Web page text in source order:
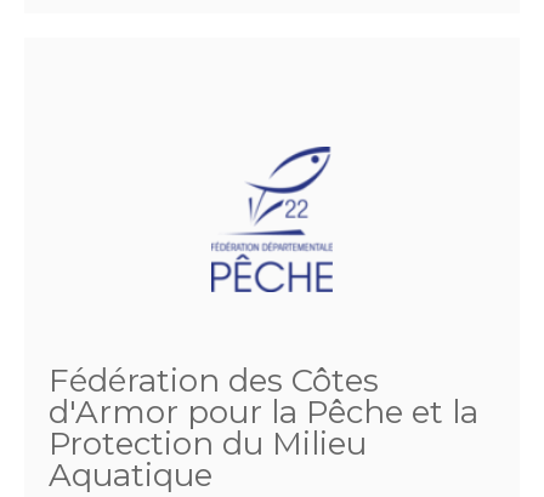
Fédération des Côtes
d'Armor pour la Pêche et la
Protection du Milieu
Aquatique